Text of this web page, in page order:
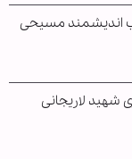
اندیشمند مسیحی
شهید لاریجانی